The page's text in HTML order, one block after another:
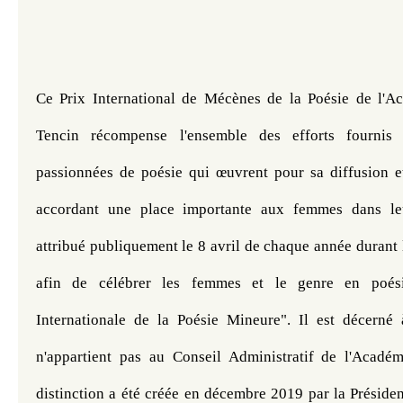
Ce Prix International de Mécènes de la Poésie de
Tencin récompense l'ensemble des efforts fournis
passionnées de poésie qui œuvrent pour sa diffusion
accordant une place importante aux femmes dans
attribué publiquement le 8 avril de chaque année
afin de célébrer les femmes et le genre en
Internationale de la Poésie Mineure". Il est décerné
n'appartient pas au Conseil Administratif de
distinction a été créée en décembre 2019 par la